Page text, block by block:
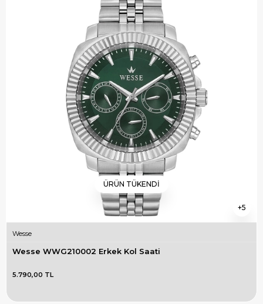
5
ÜRÜN TÜKENDI
Wesse
Wesse WWG210002 Erkek Kol Saati
5.790,00 TL